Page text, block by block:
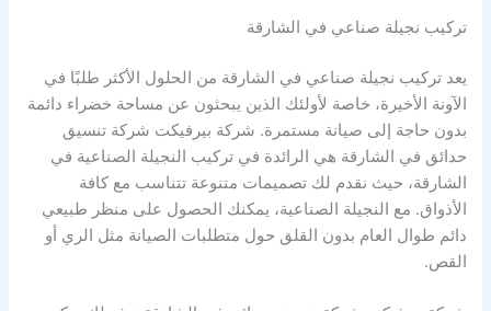
تركيب نجيلة صناعي في الشارقة
يعد تركيب نجيلة صناعي في الشارقة من الحلول الأكثر طلبًا في
الآونة الأخيرة، خاصة لأولئك الذين يبحثون عن مساحة خضراء دائمة
بدون حاجة إلى صيانة مستمرة. شركة بيرفيكت شركة تنسيق
حدائق في الشارقة هي الرائدة في تركيب النجيلة الصناعية في
الشارقة، حيث نقدم لك تصميمات متنوعة تتناسب مع كافة
الأذواق. مع النجيلة الصناعية، يمكنك الحصول على منظر طبيعي
دائم طوال العام بدون القلق حول متطلبات الصيانة مثل الري أو
القص.